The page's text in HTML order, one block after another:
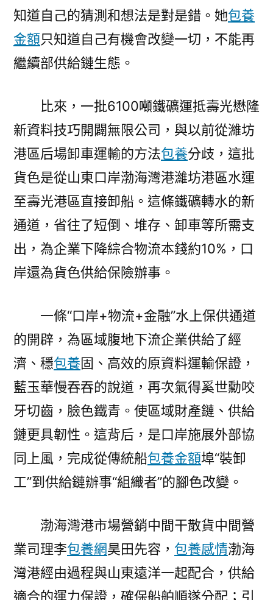
知道自己的猜測和想法是對是錯。她包養
金額只知道自己有機會改變一切，不能再
繼續部供給鏈生態。
比來，一批6100噸鐵礦運抵壽光懋隆
新資料技巧開闢無限公司，與以前從濰坊
港區后場卸車運輸的方法包養分歧，這批
貨色是從山東口岸渤海灣港濰坊港區水運
至壽光港區直接卸船。這條鐵礦轉水的新
通道，省往了短倒、堆存、卸車等所需支
出，為企業下降綜合物流本錢約10%，口
岸還為貨色供給保險辦事。
一條“口岸+物流+金融”水上保供通道
的開辟，為區域腹地下流企業供給了經
濟、穩包養固、高效的原資料運輸保證，
藍玉華慢吞吞的說道，再次氣得奚世勳咬
牙切齒，臉色鐵青。使區域財產鏈、供給
鏈更具韌性。這背后，是口岸施展外部協
同上風，完成從傳統船包養金額埠“裝卸
工”到供給鏈辦事“組織者”的腳色改變。
渤海灣港市場營銷中間干散貨中間營
業司理李包養網昊田先容， 包養感情渤海
灣港經由過程與山東遠洋一起配合，供給
適合的運力保證，確保船舶順遂分配；引